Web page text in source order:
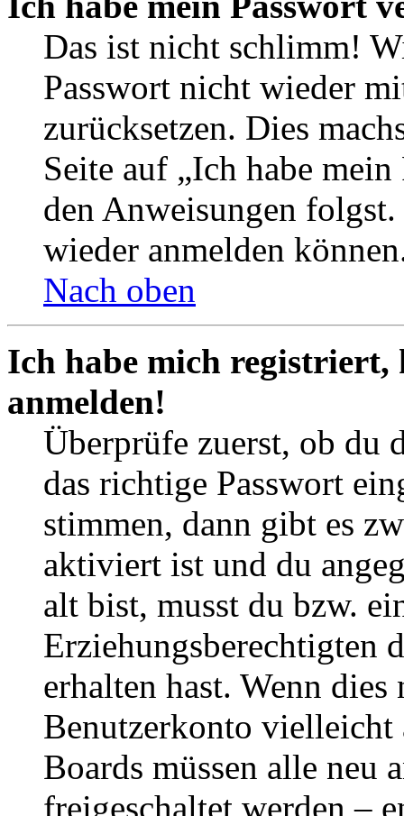
Das ist nicht schlimm!
Passwort nicht wieder
zurücksetzen. Dies
Seite auf „Ich habe
den Anweisungen
wieder anmelden
Nach oben
Ich habe mich
anmelden!
Überprüfe zuerst, ob du
das richtige Passwort
stimmen, dann gibt es
aktiviert ist und du
alt bist, musst du bzw.
Erziehungsberechtigten
erhalten hast. Wenn
Benutzerkonto
Boards müssen alle neu
freigeschaltet werden –